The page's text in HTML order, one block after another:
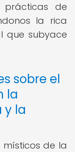
prácticas de
la rica
que subyace
sobre el
la
y la
místicos de la